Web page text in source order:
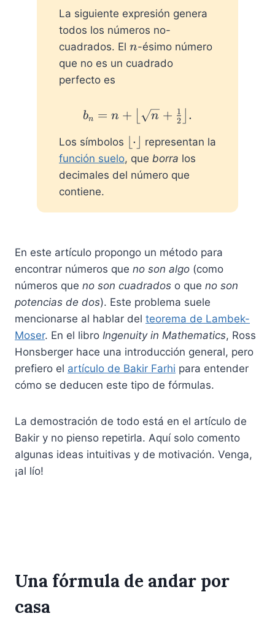
La siguiente expresión genera
todos los números no-
cuadrados. El n
n-ésimo número
que no es un cuadrado
perfecto es
b_n = n+\big\lfloor
bn = n + n + 2
1 .
Los símbolos \
lf
r
d
o
t
\
r
fl
o
o
r
⋅
representan la
función suelo, que borra los
decimales del número que
contiene.
En este artículo propongo un método para
encontrar números que no son algo (como
números que no son cuadrados o que no son
potencias de dos). Este problema suele
mencionarse al hablar del teorema de Lambek-
Moser. En el libro Ingenuity in Mathematics, Ross
Honsberger hace una introducción general, pero
prefiero el artículo de Bakir Farhi para entender
cómo se deducen este tipo de fórmulas.
La demostración de todo está en el artículo de
Bakir y no pienso repetirla. Aquí solo comento
algunas ideas intuitivas y de motivación. Venga,
¡al lío!
Una fórmula de andar por
casa